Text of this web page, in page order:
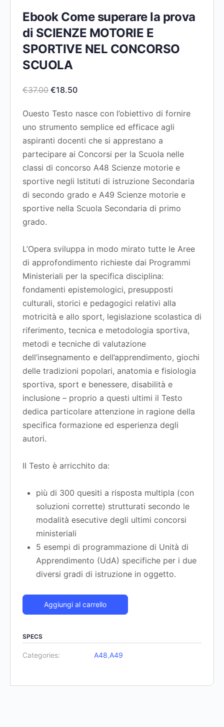
Ebook Come superare la prova
di SCIENZE MOTORIE E
SPORTIVE NEL CONCORSO
SCUOLA
€37.00 €18.50
Ouesto Testo nasce con l’obiettivo di fornire
uno strumento semplice ed efficace agli
aspiranti docenti che si apprestano a
partecipare ai Concorsi per la Scuola nelle
classi di concorso A48 Scienze motorie e
sportive negli Istituti di istruzione Secondaria
di secondo grado e A49 Scienze motorie e
sportive nella Scuola Secondaria di primo
grado.
L’Opera sviluppa in modo mirato tutte le Aree
di approfondimento richieste dai Programmi
Ministeriali per la specifica disciplina:
fondamenti epistemologici, presupposti
culturali, storici e pedagogici relativi alla
motricità e allo sport, legislazione scolastica di
riferimento, tecnica e metodologia sportiva,
metodi e tecniche di valutazione
dell’insegnamento e dell’apprendimento, giochi
delle tradizioni popolari, anatomia e fisiologia
sportiva, sport e benessere, disabilità e
inclusione – proprio a questi ultimi il Testo
dedica particolare attenzione in ragione della
specifica formazione ed esperienza degli
autori.
II Testo è arricchito da:
più di 300 quesiti a risposta multipla (con
soluzioni corrette) strutturati secondo le
modalità esecutive degli ultimi concorsi
ministeriali
5 esempi di programmazione di Unità di
Apprendimento (UdA) specifiche per i due
diversi gradi di istruzione in oggetto.
Aggiungi al carrello
SPECS
Categories: A48,A49